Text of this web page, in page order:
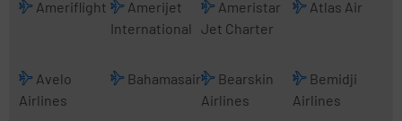
Ameriflight
Amerijet
International
Ameristar
Jet Charter
Atlas Air
Avelo
Airlines
Bahamasair
Bearskin
Airlines
Bemidji
Airlines